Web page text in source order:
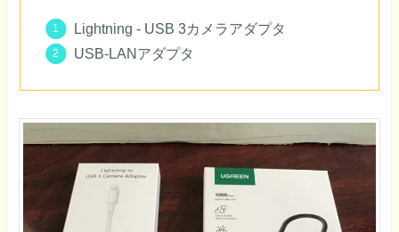
Lightning - USB 3カメラアダプタ
USB-LANアダプタ